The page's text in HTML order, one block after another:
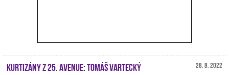
28. 8. 2022
Kurtizány z 25. Avenue: Tomáš Vartecký